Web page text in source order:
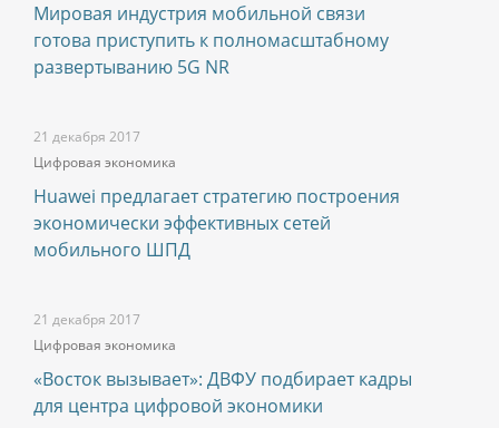
Мировая индустрия мобильной связи
готова приступить к полномасштабному
развертыванию 5G NR
21 декабря 2017
Цифровая экономика
Huawei предлагает стратегию построения
экономически эффективных сетей
мобильного ШПД
21 декабря 2017
Цифровая экономика
«Восток вызывает»: ДВФУ подбирает кадры
для центра цифровой экономики